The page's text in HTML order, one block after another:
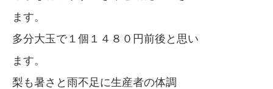
ます。
多分大玉で１個１４８０円前後と思い
ます。
梨も暑さと雨不足に生産者の体調